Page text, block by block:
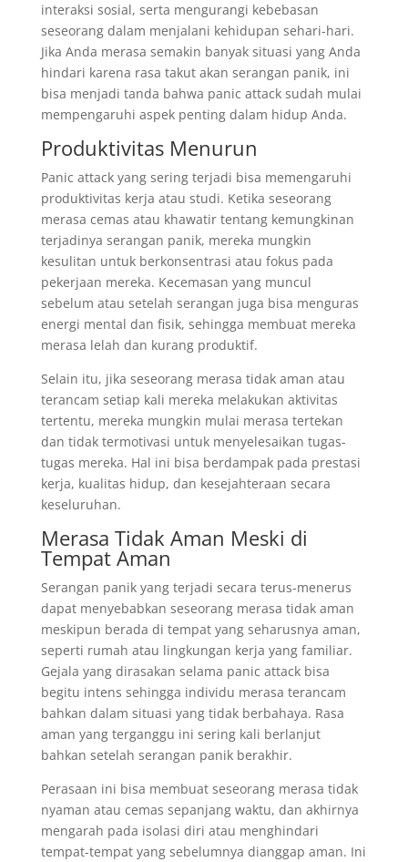
interaksi sosial, serta mengurangi kebebasan
seseorang dalam menjalani kehidupan sehari-hari.
Jika Anda merasa semakin banyak situasi yang Anda
hindari karena rasa takut akan serangan panik, ini
bisa menjadi tanda bahwa panic attack sudah mulai
mempengaruhi aspek penting dalam hidup Anda.
Produktivitas Menurun
Panic attack yang sering terjadi bisa memengaruhi
produktivitas kerja atau studi. Ketika seseorang
merasa cemas atau khawatir tentang kemungkinan
terjadinya serangan panik, mereka mungkin
kesulitan untuk berkonsentrasi atau fokus pada
pekerjaan mereka. Kecemasan yang muncul
sebelum atau setelah serangan juga bisa menguras
energi mental dan fisik, sehingga membuat mereka
merasa lelah dan kurang produktif.
Selain itu, jika seseorang merasa tidak aman atau
terancam setiap kali mereka melakukan aktivitas
tertentu, mereka mungkin mulai merasa tertekan
dan tidak termotivasi untuk menyelesaikan tugas-
tugas mereka. Hal ini bisa berdampak pada prestasi
kerja, kualitas hidup, dan kesejahteraan secara
keseluruhan.
Merasa Tidak Aman Meski di
Tempat Aman
Serangan panik yang terjadi secara terus-menerus
dapat menyebabkan seseorang merasa tidak aman
meskipun berada di tempat yang seharusnya aman,
seperti rumah atau lingkungan kerja yang familiar.
Gejala yang dirasakan selama panic attack bisa
begitu intens sehingga individu merasa terancam
bahkan dalam situasi yang tidak berbahaya. Rasa
aman yang terganggu ini sering kali berlanjut
bahkan setelah serangan panik berakhir.
Perasaan ini bisa membuat seseorang merasa tidak
nyaman atau cemas sepanjang waktu, dan akhirnya
mengarah pada isolasi diri atau menghindari
tempat-tempat yang sebelumnya dianggap aman. Ini